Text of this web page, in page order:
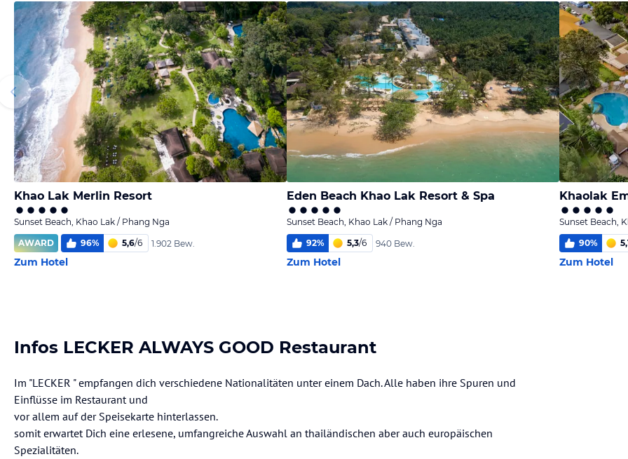
Khao Lak Merlin Resort
Sunset Beach, Khao Lak / Phang Nga
AWARD
96% 5,6/6 1.902 Bew.
Zum Hotel
Eden Beach Khao Lak Resort & Spa
Sunset Beach, Khao Lak / Phang Nga
92% 5,3/6 940 Bew.
Zum Hotel
Khaolak
Sunset Beach,
90%
Zum Hotel
Infos LECKER ALWAYS GOOD Restaurant
Im "LECKER " empfangen dich verschiedene Nationalitäten unter einem Dach. Alle haben ihre Spuren und
Einflüsse im Restaurant und
vor allem auf der Speisekarte hinterlassen.
somit erwartet Dich eine erlesene, umfangreiche Auswahl an thailändischen aber auch europäischen
Spezialitäten.